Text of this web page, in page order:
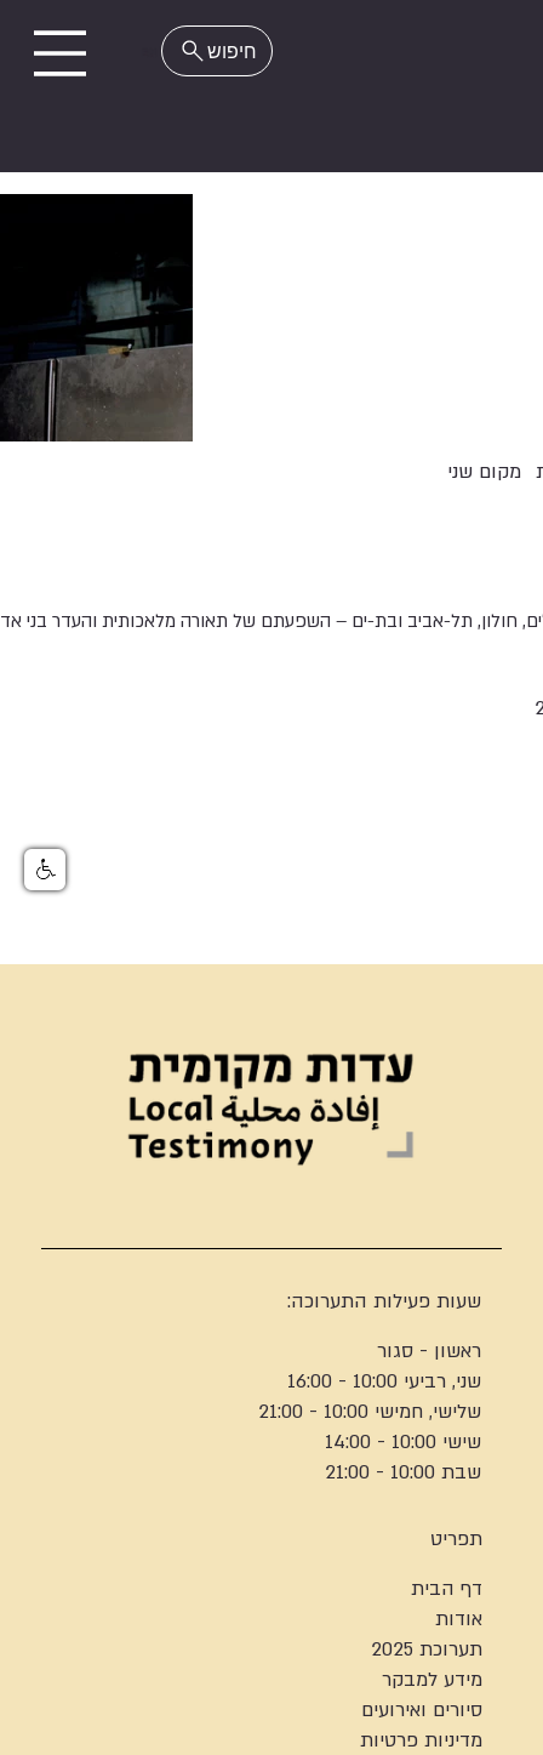
מקום שני
חולון, תל-אביב ובת-ים – השפעתם של תאורה מלאכותית והעדר בני
שעות פעילות התערוכה:
ראשון - סגור
שני, רביעי 10:00 - 16:00
שלישי, חמישי 10:00 - 21:00
שישי 10:00 - 14:00
שבת 10:00 - 21:00
תפריט
דף הבית
אודות
תערוכת 2025
מידע למבקר
סיורים ואירועים
מדיניות פרטיות